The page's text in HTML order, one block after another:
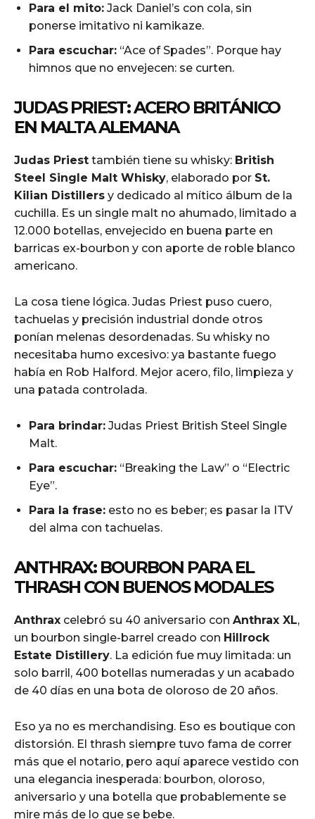
Para el mito: Jack Daniel’s con cola, sin
ponerse imitativo ni kamikaze.
Para escuchar: “Ace of Spades”. Porque hay
himnos que no envejecen: se curten.
JUDAS PRIEST: ACERO BRITÁNICO
EN MALTA ALEMANA
Judas Priest también tiene su whisky: British
Steel Single Malt Whisky, elaborado por St.
Kilian Distillers y dedicado al mítico álbum de la
cuchilla. Es un single malt no ahumado, limitado a
12.000 botellas, envejecido en buena parte en
barricas ex-bourbon y con aporte de roble blanco
americano.
La cosa tiene lógica. Judas Priest puso cuero,
tachuelas y precisión industrial donde otros
ponían melenas desordenadas. Su whisky no
necesitaba humo excesivo: ya bastante fuego
había en Rob Halford. Mejor acero, filo, limpieza y
una patada controlada.
Para brindar: Judas Priest British Steel Single
Malt.
Para escuchar: “Breaking the Law” o “Electric
Eye”.
Para la frase: esto no es beber; es pasar la ITV
del alma con tachuelas.
ANTHRAX: BOURBON PARA EL
THRASH CON BUENOS MODALES
Anthrax celebró su 40 aniversario con Anthrax XL,
un bourbon single-barrel creado con Hillrock
Estate Distillery. La edición fue muy limitada: un
solo barril, 400 botellas numeradas y un acabado
de 40 días en una bota de oloroso de 20 años.
Eso ya no es merchandising. Eso es boutique con
distorsión. El thrash siempre tuvo fama de correr
más que el notario, pero aquí aparece vestido con
una elegancia inesperada: bourbon, oloroso,
aniversario y una botella que probablemente se
mire más de lo que se bebe.